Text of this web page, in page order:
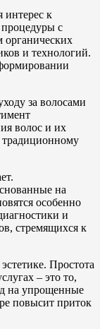
интерес к
с
и технологий.
за волосами
волос и их
традиционному
на
особенно
и
стремящихся к
Простота
– это то,
на упрощенные
повысит приток